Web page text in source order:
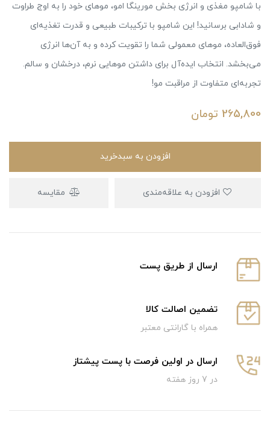
با شامپو مغذی و انرژی بخش مورینگا امو، موهای خود را به اوج طراوت
و شادابی برسانید! این شامپو با ترکیبات طبیعی و قدرت تغذیه‌ای
فوق‌العاده، موهای معمولی شما را تقویت کرده و به آن‌ها انرژی
می‌بخشد. انتخاب ایده‌آل برای داشتن موهایی نرم، درخشان و سالم.
تجربه‌ای متفاوت از مراقبت مو!
265,800 تومان
افزودن به سبدخرید
مقایسه
ارسال از طریق پست
تضمین اصالت کالا
همراه با گارانتی معتبر
ارسال در اولین فرصت با پست پیشتاز
در 7 روز هفته